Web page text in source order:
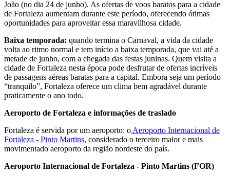
João (no dia 24 de junho). As ofertas de voos baratos para a cidade
de Fortaleza aumentam durante este período, oferecendo ótimas
oportunidades para aproveitar essa maravilhosa cidade.
Baixa temporada: quando termina o Carnaval, a vida da cidade
volta ao ritmo normal e tem início a baixa temporada, que vai até a
metade de junho, com a chegada das festas juninas. Quem visita a
cidade de Fortaleza nesta época pode desfrutar de ofertas incríveis
de passagens aéreas baratas para a capital. Embora seja um período
“tranquilo”, Fortaleza oferece um clima bem agradável durante
praticamente o ano todo.
Aeroporto de Fortaleza e informações de traslado
Fortaleza é servida por um aeroporto: o Aeroporto Internacional de
Fortaleza - Pinto Martins, considerado o terceiro maior e mais
movimentado aeroporto da região nordeste do país.
Aeroporto Internacional de Fortaleza - Pinto Martins (FOR)